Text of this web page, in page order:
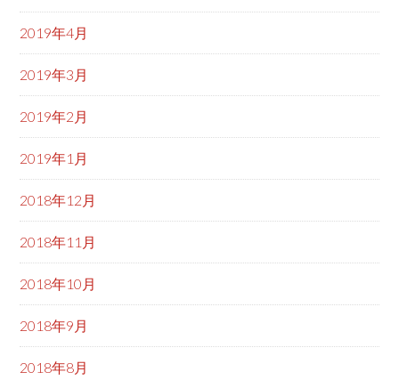
2019年4月
2019年3月
2019年2月
2019年1月
2018年12月
2018年11月
2018年10月
2018年9月
2018年8月